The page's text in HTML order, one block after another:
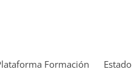
Formación